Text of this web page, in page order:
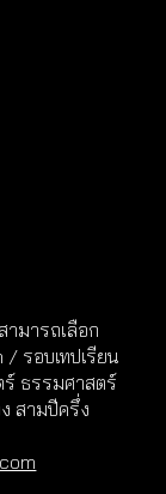
มารถเลือก
รอบเทปเรียน
ธรรมศาสตร์
สามปีครึ่ง